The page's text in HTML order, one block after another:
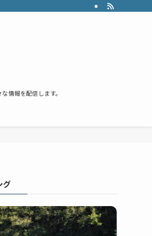
情報を配信します。
グ